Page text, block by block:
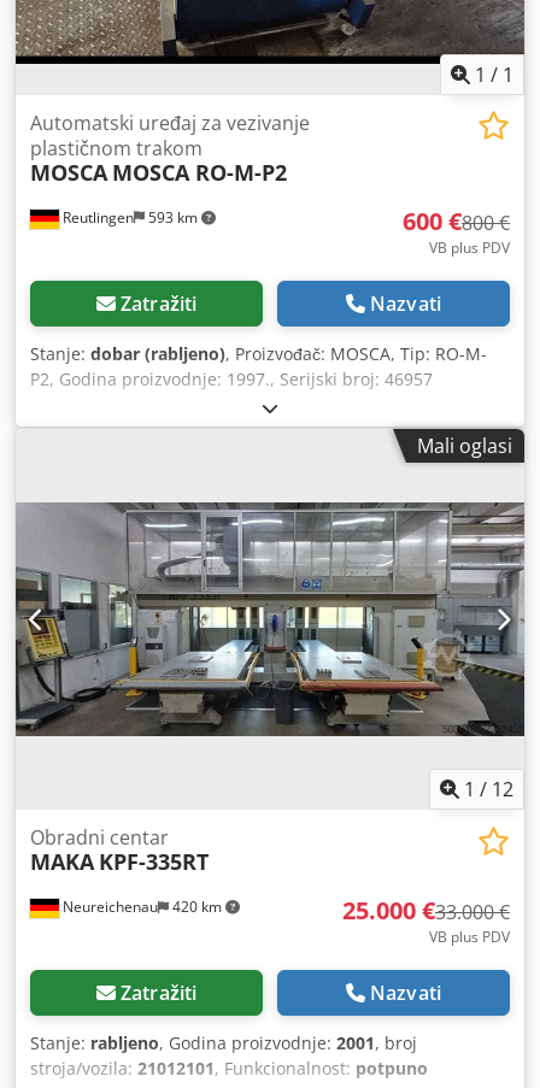
1 / 1
Reutlingen 593 km
Automatski uređaj za vezivanje
plastičnom trakom
MOSCA MOSCA RO-M-P2
600 €800 €
VB plus PDV
Zatražiti Nazvati
Stanje: dobar (rabljeno), Proizvođač: MOSCA, Tip: RO-M-
P2, Godina proizvodnje: 1997., Serijski broj: 46957
Mali oglasi
1 / 12
Neureichenau 420 km
Obradni centar
MAKA KPF-335RT
25.000 €33.000 €
VB plus PDV
Zatražiti Nazvati
Stanje: rabljeno, Godina proizvodnje: 2001, broj
stroja/vozila: 21012101, Funkcionalnost: potpuno